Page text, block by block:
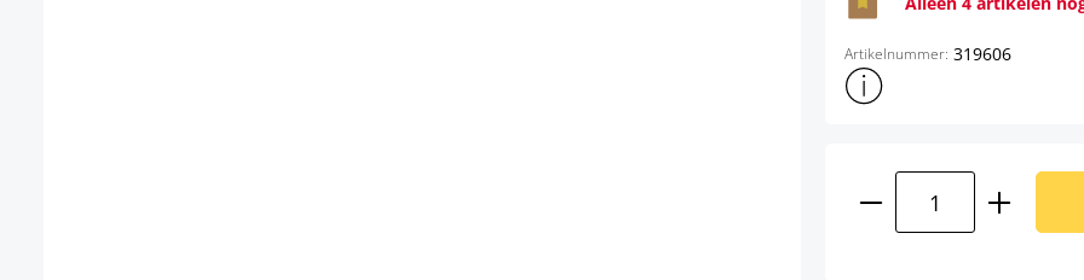
Artikelnummer: 319606
Toon meer productinformatie